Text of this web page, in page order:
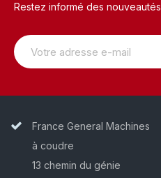
Restez informé des nouveautés
France General Machines
à coudre
13 chemin du génie